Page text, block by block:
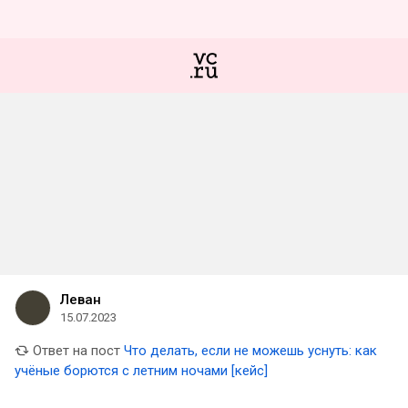
Леван
15.07.2023
Ответ на пост Что делать, если не можешь уснуть: как
учёные борются с летним ночами [кейс]